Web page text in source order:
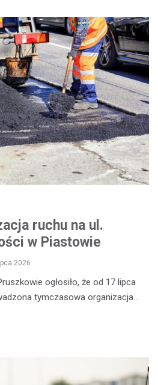
ruchu na ul.
w Piastowie
2026
ogłosiło, że od 17 lipca
tymczasowa organizacja…